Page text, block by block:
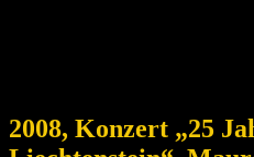
2008, Konzert „25